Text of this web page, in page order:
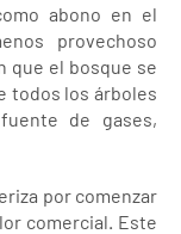
abono en el
provechoso
que el bosque se
todos los árboles
de gases,
por comenzar
comercial. Este